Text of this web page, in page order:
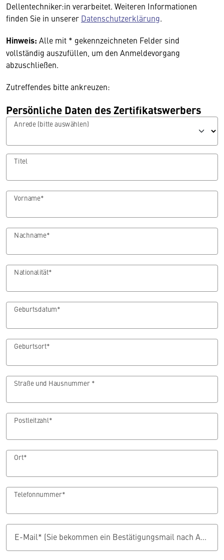
Dellentechniker:in verarbeitet. Weiteren Informationen
finden Sie in unserer Datenschutzerklärung.
Hinweis: Alle mit * gekennzeichneten Felder sind
vollständig auszufüllen, um den Anmeldevorgang
abzuschließen.
Zutreffendes bitte ankreuzen:
Persönliche Daten des Zertifikatswerbers
Anrede (bitte auswählen)
Titel
Vorname*
Nachname*
Nationalität*
Geburtsdatum*
Geburtsort*
Straße und Hausnummer *
Postleitzahl*
Ort*
Telefonnummer*
E-Mail* (Sie bekommen ein Bestätigungsmail nach Abschluss der Antragsstellung)